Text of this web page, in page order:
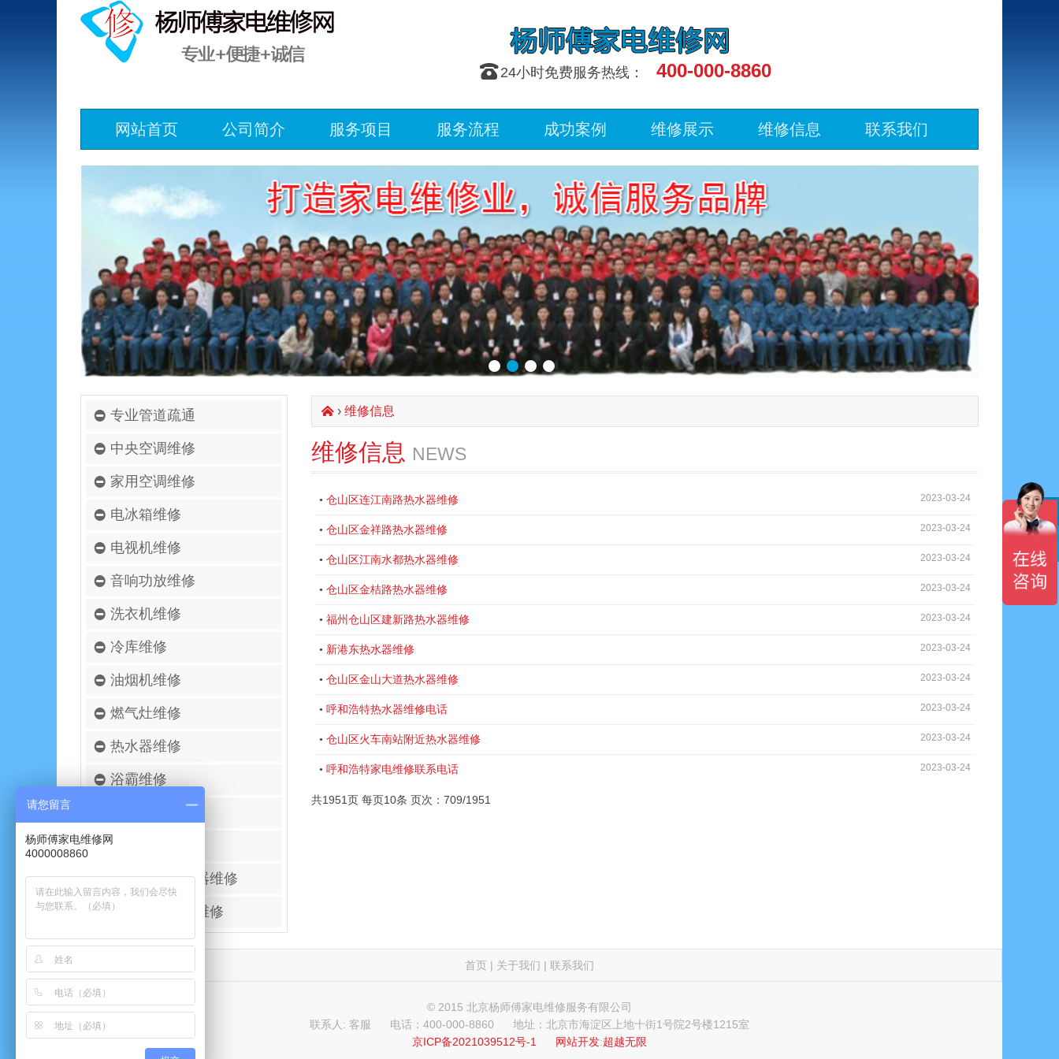
󰇯 24小时免费服务热线： 400-000-8860
网站首页 公司简介 服务项目 服务流程 成功案例 维修展示 维修信息 联系我们
专业管道疏通
中央空调维修
家用空调维修
电冰箱维修
电视机维修
音响功放维修
洗衣机维修
冷库维修
油烟机维修
燃气灶维修
热水器维修
浴霸维修
壁挂炉维修
进口空气净化器维修
太阳能热水器维修
󰄫› 维修信息
维修信息 NEWS
• 仓山区连江南路热水器维修 2023-03-24
• 仓山区金祥路热水器维修 2023-03-24
• 仓山区江南水都热水器维修 2023-03-24
• 仓山区金桔路热水器维修 2023-03-24
• 福州仓山区建新路热水器维修 2023-03-24
• 新港东热水器维修 2023-03-24
• 仓山区金山大道热水器维修 2023-03-24
• 呼和浩特热水器维修电话 2023-03-24
• 仓山区火车南站附近热水器维修 2023-03-24
• 呼和浩特家电维修联系电话 2023-03-24
共1951页 每页10条 页次：709/1951
首页 | 关于我们 | 联系我们
© 2015 北京杨师傅家电维修服务有限公司
联系人: 客服
电话：400-000-8860
地址：北京市海淀区上地十街1号院2号楼1215室
京ICP备2021039512号-1
网站开发:超越无限
请您留言
杨师傅家电维修网
4000008860